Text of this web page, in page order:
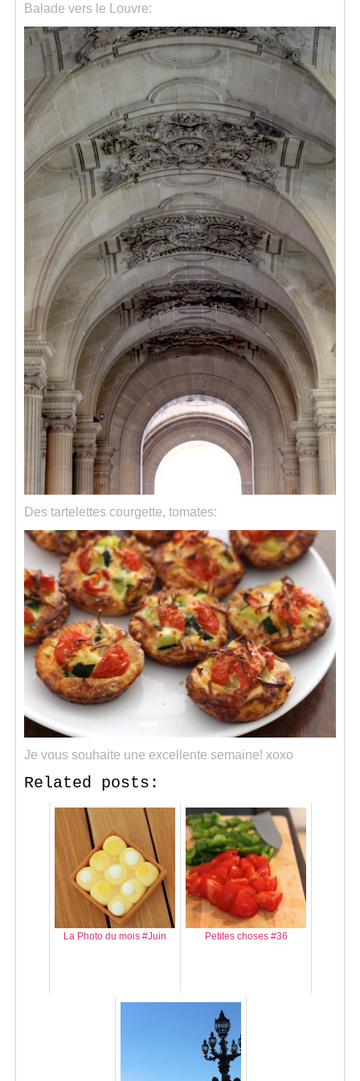
Balade vers le Louvre:
Des tartelettes courgette, tomates:
Je vous souhaite une excellente semaine! xoxo
Related posts:
La Photo du mois #Juin Petites choses #36